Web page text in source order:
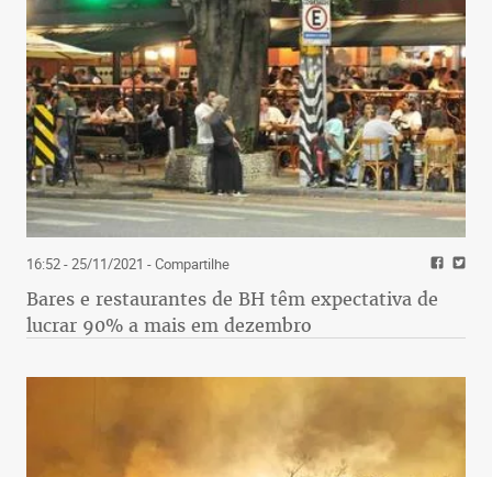
16:52 - 25/11/2021 - Compartilhe
Bares e restaurantes de BH têm expectativa de
lucrar 90% a mais em dezembro